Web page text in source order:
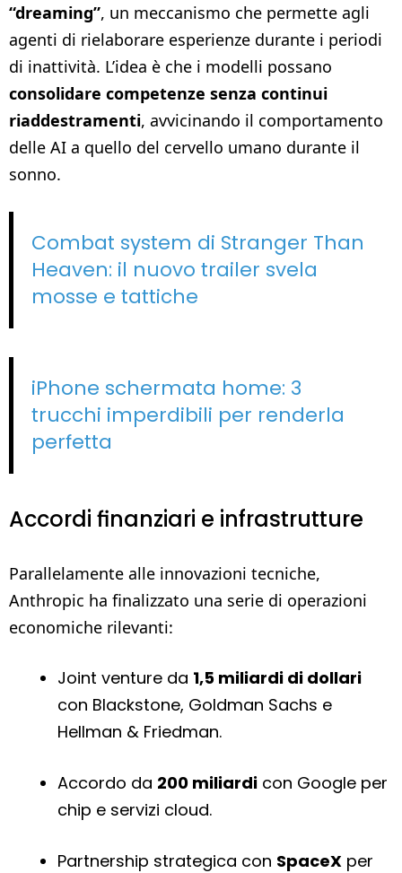
“dreaming”, un meccanismo che permette agli
agenti di rielaborare esperienze durante i periodi
di inattività. L’idea è che i modelli possano
consolidare competenze senza continui
riaddestramenti, avvicinando il comportamento
delle AI a quello del cervello umano durante il
sonno.
Combat system di Stranger Than
Heaven: il nuovo trailer svela
mosse e tattiche
iPhone schermata home: 3
trucchi imperdibili per renderla
perfetta
Accordi finanziari e infrastrutture
Parallelamente alle innovazioni tecniche,
Anthropic ha finalizzato una serie di operazioni
economiche rilevanti:
Joint venture da 1,5 miliardi di dollari
con Blackstone, Goldman Sachs e
Hellman & Friedman.
Accordo da 200 miliardi con Google per
chip e servizi cloud.
Partnership strategica con SpaceX per